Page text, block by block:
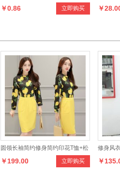
外套防晒服拉链 拉链 立即购买
￥0.86 弹性锁
￥
圆领长袖简约修身简约印花T恤+松
紧腰短款纯色半身裙 秋季两件套
立即购买
￥199.00
修身风
￥